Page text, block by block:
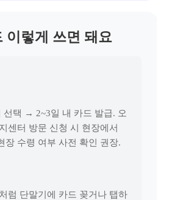
이렇게 쓰면 돼요
선택 → 2~3일 내 카드 발급. 오
센터 방문 신청 시 현장에서
장 수령 여부 사전 확인 권장.
럼 단말기에 카드 꽂거나 탭하